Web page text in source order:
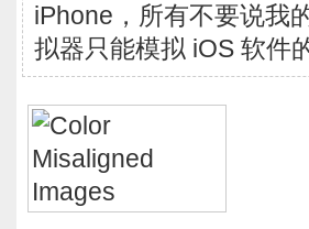
iPhone，所有不要说我
拟器只能模拟 iOS 软件